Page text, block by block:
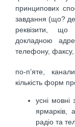
принципових
завдання (що?
реквізити, що
докладною
телефону, факсу,
по-п’яте,
кількість форм
усні мовні
ярмарків,
радіо та